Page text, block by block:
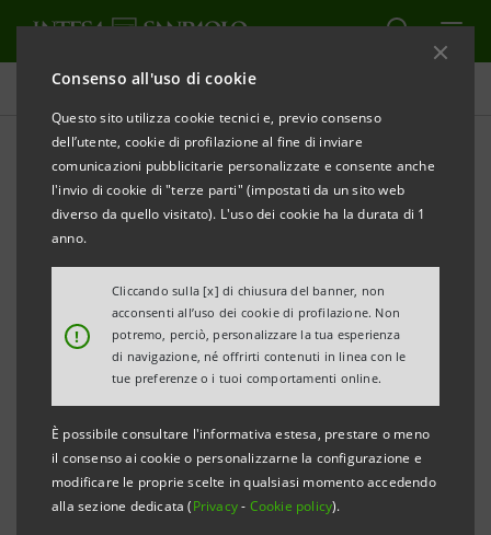
Consenso all'uso di cookie
Questo sito utilizza cookie tecnici e, previo consenso
dell’utente, cookie di profilazione al fine di inviare
comunicazioni pubblicitarie personalizzate e consente anche
l'invio di cookie di "terze parti" (impostati da un sito web
diverso da quello visitato). L'uso dei cookie ha la durata di 1
anno.
!
Cliccando sulla [x] di chiusura del banner, non
acconsenti all’uso dei cookie di profilazione. Non
potremo, perciò, personalizzare la tua esperienza
di navigazione, né offrirti contenuti in linea con le
tue preferenze o i tuoi comportamenti online.
È possibile consultare l'informativa estesa, prestare o meno
il consenso ai cookie o personalizzarne la configurazione e
modificare le proprie scelte in qualsiasi momento accedendo
alla sezione dedicata (Privacy- Cookie policy).
Comunicati stampa
STAMPA AGGIORNA
INTESA SANPAOLO INCREMENTA A 9,5 MILIONI DI
EURO
IL PLAFOND ROTATIVO A FAVORE DEL GRUPPO
EDILIZIACROBATICA,
DESTINATO ALL’ACQUISTO DEI CREDITI FISCALI
ECOBONUS E ORA ANCHE SUPERBONUS
Il Gruppo EdiliziAcrobatica ha scelto Intesa
cessione dei crediti fiscali
Ecobonusderivanti dagli interventi di
riqualificazione energetica degli edifici, e